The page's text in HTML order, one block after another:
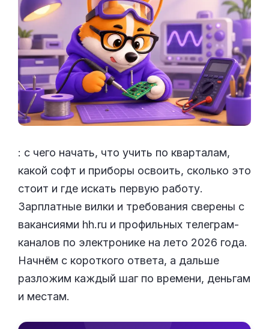
: с чего начать, что учить по кварталам,
какой софт и приборы освоить, сколько это
стоит и где искать первую работу.
Зарплатные вилки и требования сверены с
вакансиями hh.ru и профильных телеграм-
каналов по электронике на лето 2026 года.
Начнём с короткого ответа, а дальше
разложим каждый шаг по времени, деньгам
и местам.